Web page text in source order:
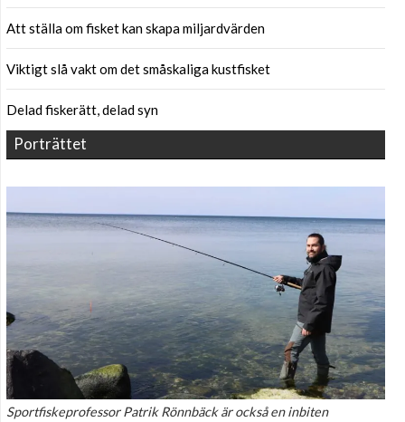
Att ställa om fisket kan skapa miljardvärden
Viktigt slå vakt om det småskaliga kustfisket
Delad fiskerätt, delad syn
Porträttet
Sportfiskeprofessor Patrik Rönnbäck är också en inbiten